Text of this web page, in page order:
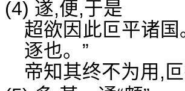
(4) 遂,便,于是
超欲因此叵平诸
逐也。”
帝知其终不为用,